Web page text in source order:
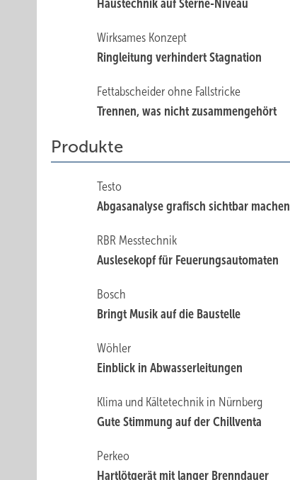
Haustechnik auf Sterne-Niveau
Wirksames Konzept
Ringleitung verhindert Stagnation
Fettabscheider ohne Fallstricke
Trennen, was nicht zusammengehört
Produkte
Testo
Abgasanalyse grafisch sichtbar machen
RBR Messtechnik
Auslesekopf für Feuerungsautomaten
Bosch
Bringt Musik auf die Baustelle
Wöhler
Einblick in Abwasserleitungen
Klima und Kältetechnik in Nürnberg
Gute Stimmung auf der Chillventa
Perkeo
Hartlötgerät mit ­langer Brenndauer